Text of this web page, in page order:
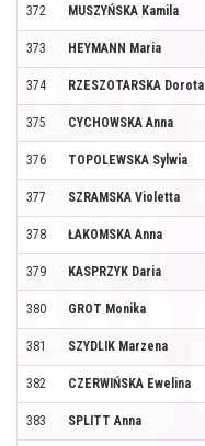
372 MUSZYŃSKA Kamila
373 HEYMANN Maria
374 RZESZOTARSKA Dorota
375 CYCHOWSKA Anna
376 TOPOLEWSKA Sylwia
377 SZRAMSKA Violetta
378 ŁAKOMSKA Anna
379 KASPRZYK Daria
380 GROT Monika
381 SZYDLIK Marzena
382 CZERWIŃSKA Ewelina
383 SPLITT Anna